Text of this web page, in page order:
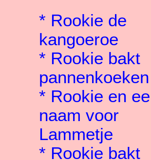
* Rookie de
kangoeroe
* Rookie bakt
pannenkoeken
* Rookie en
naam voor
Lammetje
* Rookie bakt